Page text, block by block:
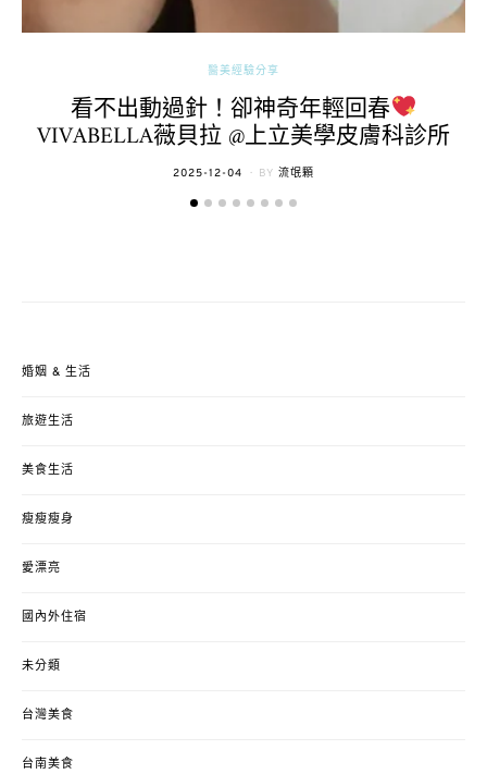
醫美經驗分享
看不出動過針！卻神奇年輕回春
VIVABELLA薇貝拉 @上立美學皮膚科診所
POSTED
2025-12-04 BY 流氓顆
婚姻 & 生活
旅遊生活
美食生活
瘦瘦瘦身
愛漂亮
國內外住宿
未分類
台灣美食
台南美食